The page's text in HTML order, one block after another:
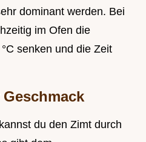
dominant werden. Bei
im Ofen die
senken und die Zeit
du den Zimt durch